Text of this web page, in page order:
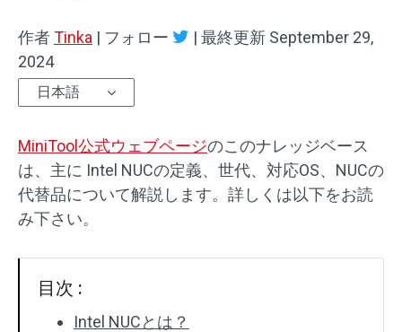
作者Tinka | フォロー | 最終更新 September 29,
2024
日本語
MiniTool公式ウェブページのこのナレッジベース
は、主に Intel NUCの定義、世代、対応OS、NUCの
代替品について解説します。詳しくは以下をお読
み下さい。
目次 :
Intel NUCとは？